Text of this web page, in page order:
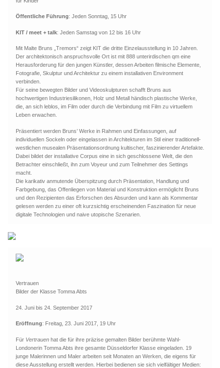
Öffentliche Führung: Jeden Sonntag, 15 Uhr
KIT / meet + talk: Jeden Samstag von 12 bis 16 Uhr
Mit Malte Bruns „Tremors“ zeigt KIT die dritte Einzelausstellung in 10 Jahren.
Der architektonisch anspruchsvolle Ort ist mit 888 unterirdischen qm eine
Herausforderung für den jungen Künstler, dessen Arbeiten filmische Elemente,
Fotografie, Skulptur und Architektur zu einem installativen Environment
verbinden.
Für seine bewegten Bilder und Videoskulpturen schafft Bruns aus
hochwertigen Industriesilikonen, Holz und Metall händisch plastische Werke,
die, an sich leblos, im Film oder durch die Verbindung mit Film zu virtuellem
Leben erwachen.
Präsentiert werden Bruns’ Werke in Rahmen und Einfassungen, auf
individuellen Sockeln oder eingelassen in Architekturen im Stil einer traditionell-
westlichen musealen Präsentationsordnung kultischer, faszinierender Artefakte.
Dabei bildet der installative Corpus eine in sich geschlossene Welt, die den
Betrachter einschließt, ihn zum Voyeur und zum Teilnehmer des Settings
macht.
Die karikativ anmutende Überspitzung durch Präsentation, Handlung und
Farbgebung, das Offenliegen von Material und Konstruktion ermöglicht Bruns
und den Rezipienten das Erforschen des Absurden und kann als Kommentar
gelesen werden zu einer oft kurzsichtig erscheinenden Faszination für neue
digitale Technologien und naive utopische Szenarien.
Vertrauen
Bilder der Klasse Tomma Abts
24. Juni bis 24. September 2017
Eröffnung: Freitag, 23. Juni 2017, 19 Uhr
Für Vertrauenhat die für ihre präzise gemalten Bilder berühmte Wahl-
Londonerin Tomma Abts ihre gesamte Düsseldorfer Klasse eingeladen. 19
junge Malerinnen und Maler arbeiten seit Monaten an Werken, die eigens für
diese Ausstellung erstellt werden. Hierbei bedienen sie sich vielfältiger Medien: